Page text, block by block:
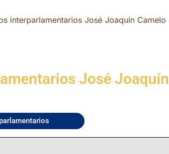
interparlamentarios José Joaquín Camelo
José